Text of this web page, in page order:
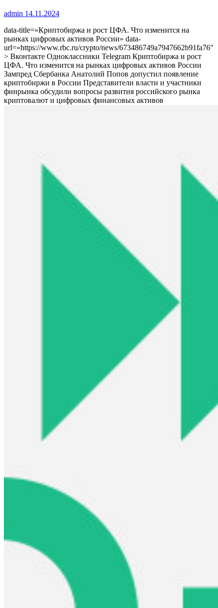
admin 14.11.2024
data-title=»Криптобиржа и рост ЦФА. Что изменится на
рынках цифровых активов России» data-
url=»https://www.rbc.ru/crypto/news/673486749a7947662b91fa76″
> Вконтакте Одноклассники Telegram Криптобиржа и рост
ЦФА. Что изменится на рынках цифровых активов России
Зампред Сбербанка Анатолий Попов допустил появление
криптобиржи в России Представители власти и участники
финрынка обсудили вопросы развития российского рынка
криптовалют и цифровых финансовых активов